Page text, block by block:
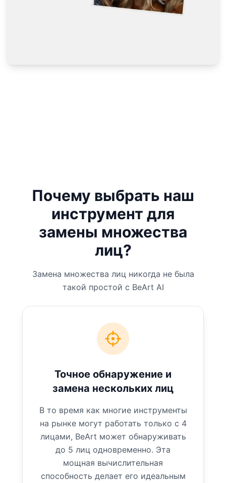
Почему выбрать наш
инструмент для
замены множества
лиц?
Замена множества лиц никогда не была
такой простой с BeArt AI
Точное обнаружение и
замена нескольких лиц
В то время как многие инструменты
на рынке могут работать только с 4
лицами, BeArt может обнаруживать
до 5 лиц одновременно. Эта
мощная вычислительная
способность делает его идеальным